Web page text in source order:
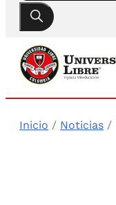
Inicio / Noticias /